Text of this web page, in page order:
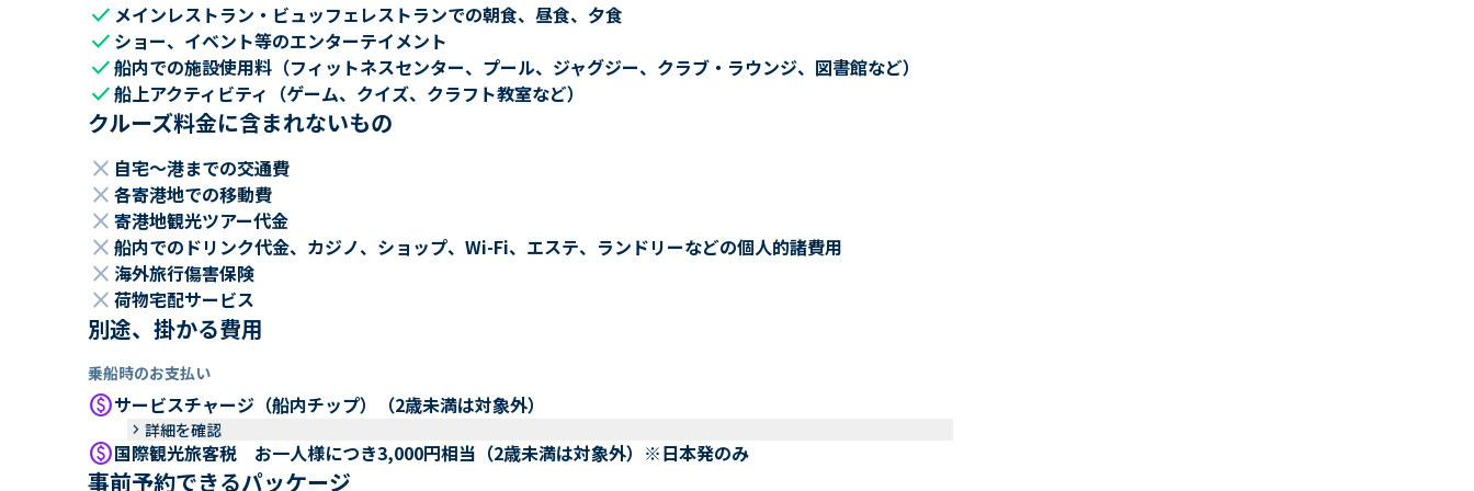
check メインレストラン・ビュッフェレストランでの朝食、昼食、夕食
check ショー、イベント等のエンターテイメント
check船内での施設使用料（フィットネスセンター、プール、ジャグジー、クラブ・ラウンジ、図書館など）
check船上アクティビティ（ゲーム、クイズ、クラフト教室など）
クルーズ料金に含まれないもの
close 自宅～港までの交通費
close 各寄港地での移動費
close 寄港地観光ツアー代金
close 船内でのドリンク代金、カジノ、ショップ、Wi-Fi、エステ、ランドリーなどの個人的諸費用
close 海外旅行傷害保険
close 荷物宅配サービス
別途、掛かる費用
乗船時のお支払い
paidサービスチャージ（船内チップ）（2歳未満は対象外）
keyboard_arrow_right 詳細を確認
paid国際観光旅客税 お一人様につき3,000円相当（2歳未満は対象外）※日本発のみ
事前予約できるパッケージ